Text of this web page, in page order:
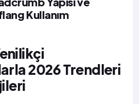
Kullanım
2026 Trendleri